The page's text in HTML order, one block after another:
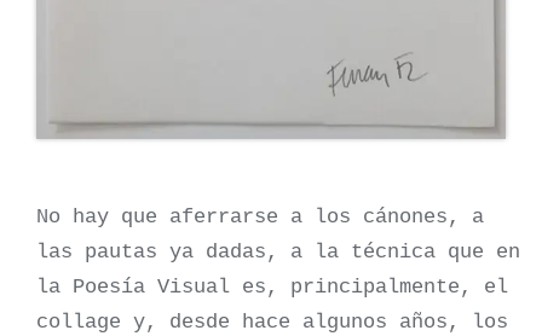
No hay que aferrarse a los cánones, a
las pautas ya dadas, a la técnica que en
la Poesía Visual es, principalmente, el
collage y, desde hace algunos años, los